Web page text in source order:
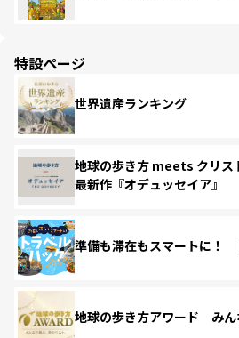
特設ページ
世界遺産ランキング
地球の歩き方 meets クリス
最新作『オデュッセイア』
準備も滞在もスマートに！
地球の歩き方アワード みん